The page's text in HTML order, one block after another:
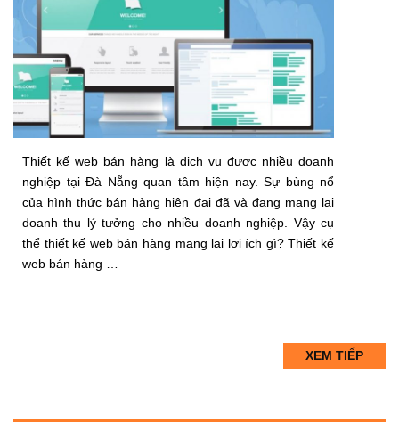
Thiết kế web bán hàng là dịch vụ được nhiều doanh
nghiệp tại Đà Nẵng quan tâm hiện nay. Sự bùng nổ
của hình thức bán hàng hiện đại đã và đang mang lại
doanh thu lý tưởng cho nhiều doanh nghiệp. Vậy cụ
thể thiết kế web bán hàng mang lại lợi ích gì? Thiết kế
web bán hàng …
XEM TIẾP